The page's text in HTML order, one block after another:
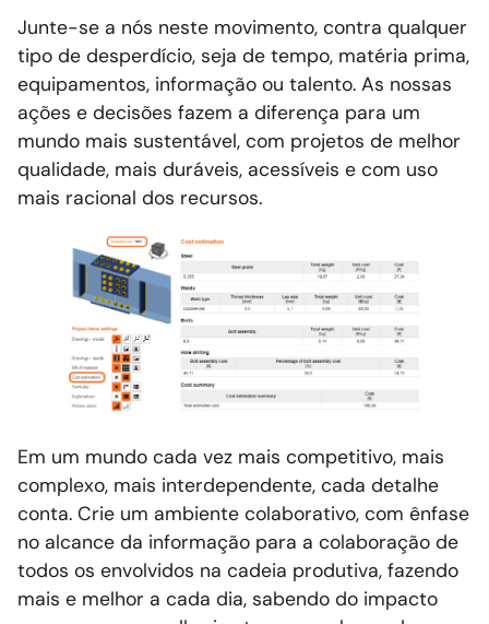
Junte-se a nós neste movimento, contra qualquer
tipo de desperdício, seja de tempo, matéria prima,
equipamentos, informação ou talento. As nossas
ações e decisões fazem a diferença para um
mundo mais sustentável, com projetos de melhor
qualidade, mais duráveis, acessíveis e com uso
mais racional dos recursos.
Em um mundo cada vez mais competitivo, mais
complexo, mais interdependente, cada detalhe
conta. Crie um ambiente colaborativo, com ênfase
no alcance da informação para a colaboração de
todos os envolvidos na cadeia produtiva, fazendo
mais e melhor a cada dia, sabendo do impacto